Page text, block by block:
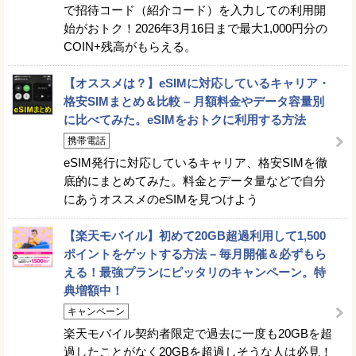
で招待コード（紹介コード）を入力しての利用開
始がおトク！2026年3月16日まで最大1,000円分の
COIN+残高がもらえる。
【オススメは？】eSIMに対応しているキャリア・
格安SIMまとめ＆比較 – 月額料金やデータ容量別
に比べてみた。eSIMをおトクに利用する方法
携帯電話
eSIM発行に対応しているキャリア、格安SIMを徹
底的にまとめてみた。料金とデータ量などで自分
にあうオススメのeSIMを見つけよう
【楽天モバイル】初めて20GB超過利用して1,500
ポイントをゲットする方法 – 毎月開催＆必ずもら
える！最強プランにピッタリのキャンペーン。特
典増額中！
キャンペーン
楽天モバイル契約者限定で過去に一度も20GBを超
過したことがなく20GBを超過しそうな人は必見！